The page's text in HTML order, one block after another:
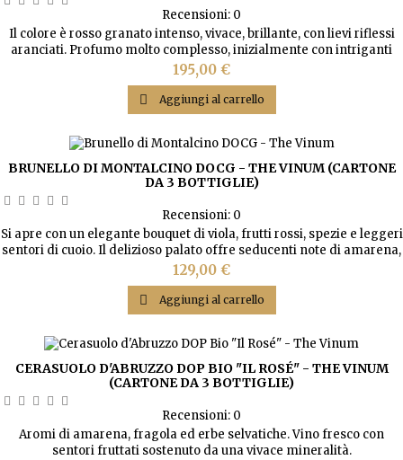
Recensioni: 0
Il colore è rosso granato intenso, vivace, brillante, con lievi riflessi
aranciati. Profumo molto complesso, inizialmente con intriganti
note di rosa e violetta, si apre a sentori di tabacco, tartufo e caffè
per concludersi con un’esplosione di spezie e un sottile aroma di
vaniglia e terroir. In bocca è perfettamente equilibrato, robusto, con
una lunga ed...
Prezzo
195,00 €
 Aggiungi al carrello
BRUNELLO DI MONTALCINO DOCG - THE VINUM (CARTONE
DA 3 BOTTIGLIE)
Recensioni: 0
Si apre con un elegante bouquet di viola, frutti rossi, spezie e leggeri
sentori di cuoio. Il delizioso palato offre seducenti note di amarena,
liquirizia, erbe balsamiche e cannella. È impeccabilmente
equilibrato, con tannini vellutati e una fresca acidità che gli
conferiscono una struttura per una lunga longevità.
Prezzo
129,00 €
 Aggiungi al carrello
CERASUOLO D'ABRUZZO DOP BIO "IL ROSÉ" - THE VINUM
(CARTONE DA 3 BOTTIGLIE)
Recensioni: 0
Aromi di amarena, fragola ed erbe selvatiche. Vino fresco con
sentori fruttati sostenuto da una vivace mineralità.